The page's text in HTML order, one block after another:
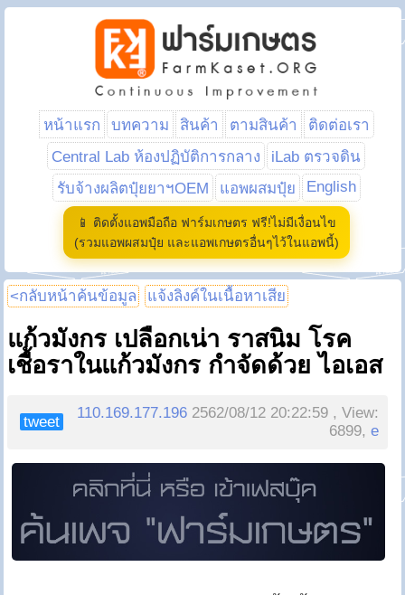
หน้าแรก บทความ สินค้า ตามสินค้า
ติดต่อเรา
Central Lab ห้องปฏิบัติการกลาง
iLab ตรวจดิน
รับจ้างผลิตปุ๋ยยาฯOEM
แอพผสมปุ๋ย English
📱 ติดตั้งแอพมือถือ ฟาร์มเกษตร ฟรี!ไม่มีเงื่อนไข
(รวมแอพผสมปุ๋ย และแอพเกษตรอื่นๆไว้ในแอพนี้)
<กลับหน้าค้นข้อมูล แจ้งลิงค์ในเนื้อหาเสีย
แก้วมังกร เปลือกเน่า ราสนิม โรค
เชื้อราในแก้วมังกร กำจัดด้วย ไอเอส
tweet
110.169.177.196 2562/08/12 20:22:59 , View:
6899,e